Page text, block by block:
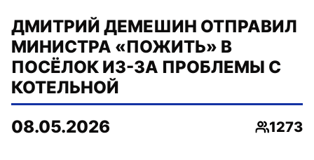
ДМИТРИЙ ДЕМЕШИН ОТПРАВИЛ
МИНИСТРА «ПОЖИТЬ» В
ПОСЁЛОК ИЗ-ЗА ПРОБЛЕМЫ С
КОТЕЛЬНОЙ
08.05.2026
1273